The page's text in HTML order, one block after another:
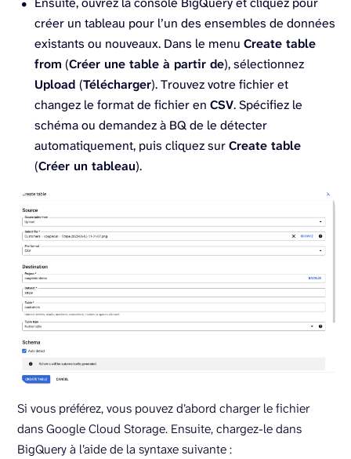
créer un tableau pour l’un des ensembles de données
existants ou nouveaux. Dans le menu Create table
from (Créer une table à partir de), sélectionnez
Upload (Télécharger). Trouvez votre fichier et
changez le format de fichier en CSV. Spécifiez le
schéma ou demandez à BQ de le détecter
automatiquement, puis cliquez surCreate table
(Créer un tableau).
Si vous préférez, vous pouvez d’abord charger le fichier
dans Google Cloud Storage. Ensuite, chargez-le dans
BigQuery à l’aide de la syntaxe suivante :